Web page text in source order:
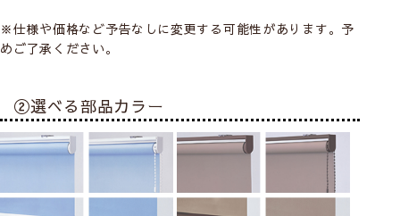
※仕様や価格など予告なしに変更する可能性があります。予
めご了承ください。
②選べる部品カラー